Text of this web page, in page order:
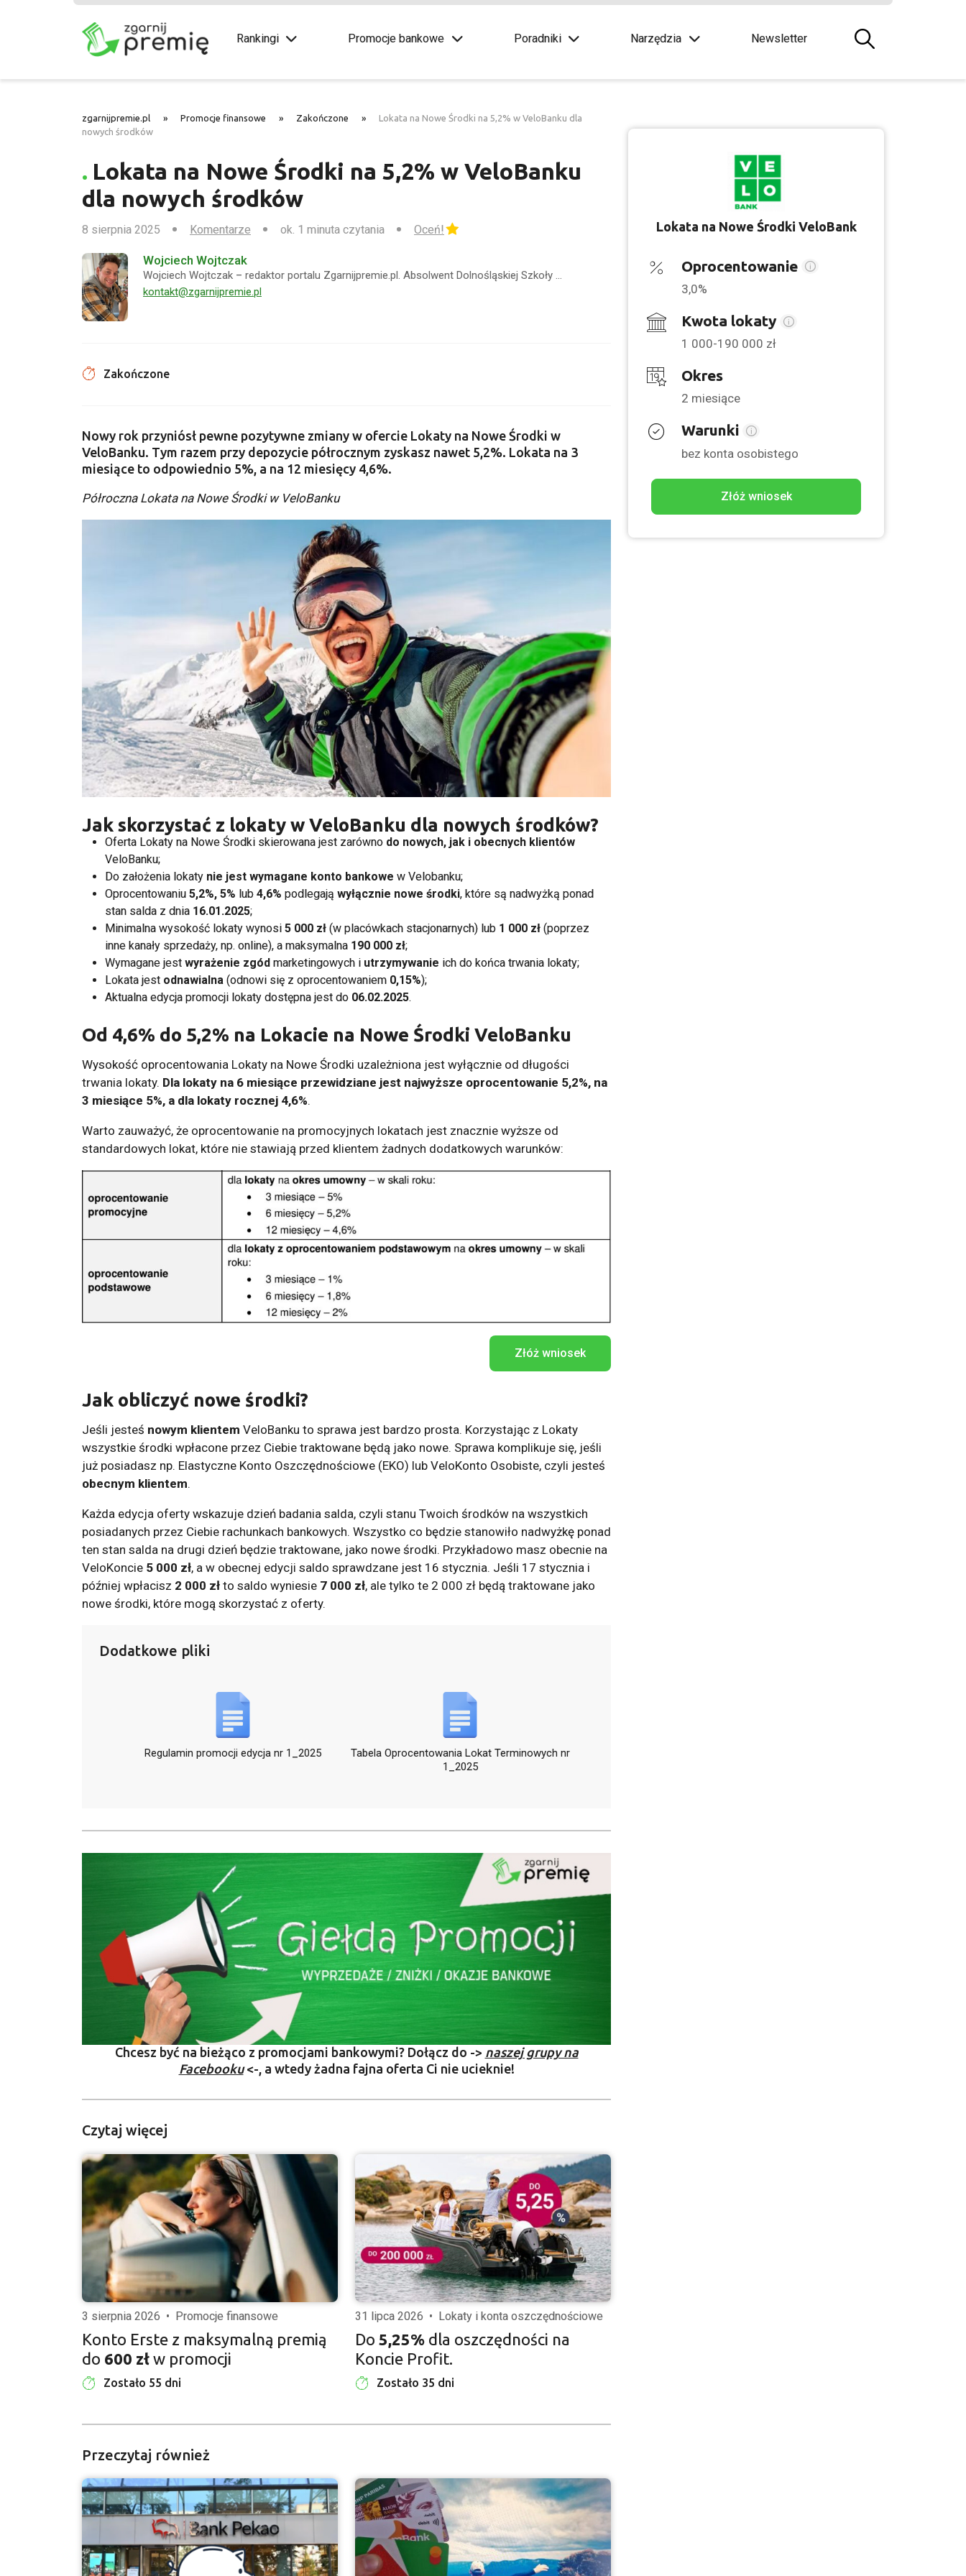
Rankingi Promocje bankowe Poradniki Narzędzia Newsletter
zgarnijpremie.pl » Promocje finansowe » Zakończone »
Lokata na Nowe Środki na 5,2% w VeloBanku dla
nowych środków
Lokata na Nowe Środki na 5,2% w VeloBanku
dla nowych środków
8 sierpnia 2025 Komentarze ok. 1 minuta czytania Oceń!
Wojciech Wojtczak
Wojciech Wojtczak – redaktor portalu Zgarnijpremie.pl. Absolwent Dolnośląskiej Szkoły …
kontakt@zgarnijpremie.pl
Zakończone
Nowy rok przyniósł pewne pozytywne zmiany w ofercie Lokaty na Nowe Środki w
VeloBanku. Tym razem przy depozycie półrocznym zyskasz nawet 5,2%. Lokata na 3
miesiące to odpowiednio 5%, a na 12 miesięcy 4,6%.
Półroczna Lokata na Nowe Środki w VeloBanku
Jak skorzystać z lokaty w VeloBanku dla nowych środków?
Oferta Lokaty na Nowe Środki skierowana jest zarówno do nowych, jak i obecnych klientów
VeloBanku;
Do założenia lokaty nie jest wymagane konto bankowe w Velobanku;
Oprocentowaniu 5,2%, 5% lub 4,6% podlegają wyłącznie nowe środki, które są nadwyżką ponad
stan salda z dnia 16.01.2025;
Minimalna wysokość lokaty wynosi 5 000 zł (w placówkach stacjonarnych) lub 1 000 zł (poprzez
inne kanały sprzedaży, np. online), a maksymalna 190 000 zł;
Wymagane jest wyrażenie zgód marketingowych i utrzymywanie ich do końca trwania lokaty;
Lokata jest odnawialna (odnowi się z oprocentowaniem 0,15%);
Aktualna edycja promocji lokaty dostępna jest do 06.02.2025.
Od 4,6% do 5,2% na Lokacie na Nowe Środki VeloBanku
Wysokość oprocentowania Lokaty na Nowe Środki uzależniona jest wyłącznie od długości
trwania lokaty. Dla lokaty na 6 miesiące przewidziane jest najwyższe oprocentowanie 5,2%, na
3 miesiące 5%, a dla lokaty rocznej 4,6%.
Warto zauważyć, że oprocentowanie na promocyjnych lokatach jest znacznie wyższe od
standardowych lokat, które nie stawiają przed klientem żadnych dodatkowych warunków:
Złóż wniosek
Jak obliczyć nowe środki?
Jeśli jesteś nowym klientem VeloBanku to sprawa jest bardzo prosta. Korzystając z Lokaty
wszystkie środki wpłacone przez Ciebie traktowane będą jako nowe. Sprawa komplikuje się, jeśli
już posiadasz np. Elastyczne Konto Oszczędnościowe (EKO) lub VeloKonto Osobiste, czyli jesteś
obecnym klientem.
Każda edycja oferty wskazuje dzień badania salda, czyli stanu Twoich środków na wszystkich
posiadanych przez Ciebie rachunkach bankowych. Wszystko co będzie stanowiło nadwyżkę ponad
ten stan salda na drugi dzień będzie traktowane, jako nowe środki. Przykładowo masz obecnie na
VeloKoncie 5 000 zł, a w obecnej edycji saldo sprawdzane jest 16 stycznia. Jeśli 17 stycznia i
później wpłacisz 2 000 zł to saldo wyniesie 7 000 zł, ale tylko te 2 000 zł będą traktowane jako
nowe środki, które mogą skorzystać z oferty.
Dodatkowe pliki
Regulamin promocji edycja nr 1_2025
Tabela Oprocentowania Lokat Terminowych nr
1_2025
Chcesz być na bieżąco z promocjami bankowymi? Dołącz do -> naszej grupy na
Facebooku<-, a wtedy żadna fajna oferta Ci nie ucieknie!
Czytaj więcej
3 sierpnia 2026 • Promocje finansowe
Konto Erste z maksymalną premią
do 600 zł w promocji
Zostało 55 dni
31 lipca 2026 • Lokaty i konta oszczędnościowe
Do 5,25% dla oszczędności na
Koncie Profit.
Zostało 35 dni
Przeczytaj również
Lokata na Nowe Środki VeloBank
Oprocentowanie
3,0%
Kwota lokaty
1 000-190 000 zł
Okres
2 miesiące
Warunki
bez konta osobistego
Złóż wniosek